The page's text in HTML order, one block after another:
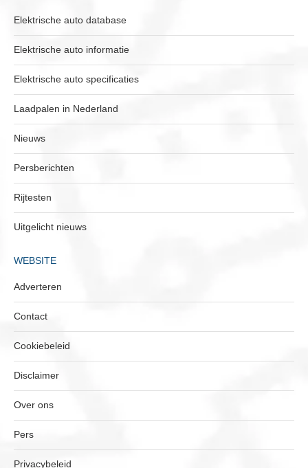
Elektrische auto database
Elektrische auto informatie
Elektrische auto specificaties
Laadpalen in Nederland
Nieuws
Persberichten
Rijtesten
Uitgelicht nieuws
WEBSITE
Adverteren
Contact
Cookiebeleid
Disclaimer
Over ons
Pers
Privacybeleid